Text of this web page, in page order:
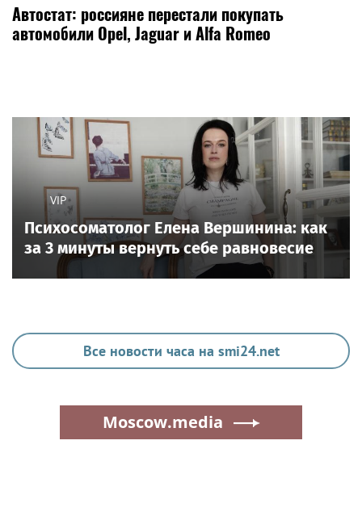
Автостат: россияне перестали покупать
автомобили Opel, Jaguar и Alfa Romeo
VIP
Психосоматолог Елена Вершинина: как
за 3 минуты вернуть себе равновесие
Все новости часа на smi24.net
Moscow.media